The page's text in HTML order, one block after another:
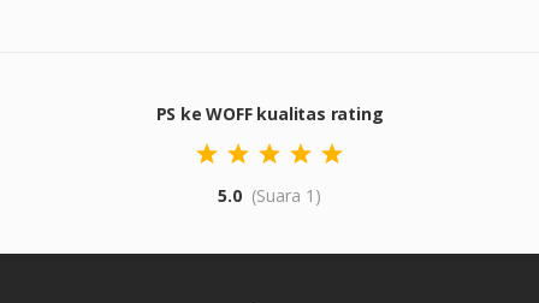
PS ke WOFF kualitas rating
5.0 (Suara 1)